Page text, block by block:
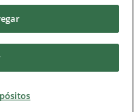
Marketing S.L.U. –
privacidad